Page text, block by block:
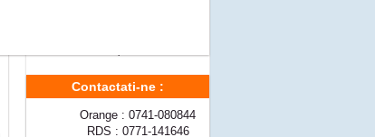
Contactati-ne :
Orange : 0741-080844
RDS : 0771-141646